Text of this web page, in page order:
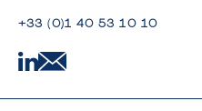
+33 (0)1 40 53 10 10